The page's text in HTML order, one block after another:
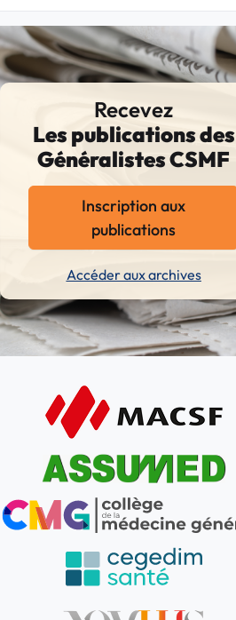
Recevez
Les publications des
Généralistes CSMF
Inscription aux
publications
Accéder aux archives